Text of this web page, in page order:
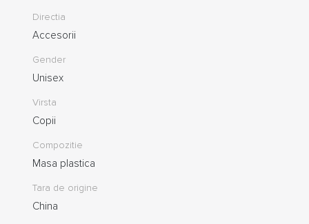
Directia
Accesorii
Gender
Unisex
Virsta
Copii
Compozitie
Masa plastica
Tara de origine
China